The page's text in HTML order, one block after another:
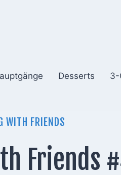
Desserts 3-
WITH FRIENDS
Friends